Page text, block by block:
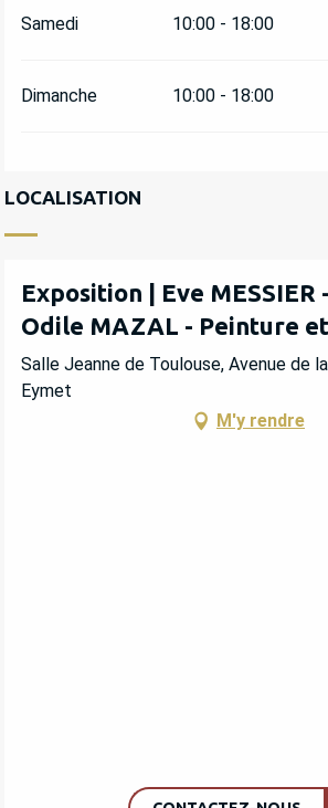
Samedi 10:00 - 18:00
Dimanche 10:00 - 18:00
LOCALISATION
Exposition | Eve MESSIER
Odile MAZAL - Peinture
Salle Jeanne de Toulouse, Avenue de
Eymet
M'y rendre